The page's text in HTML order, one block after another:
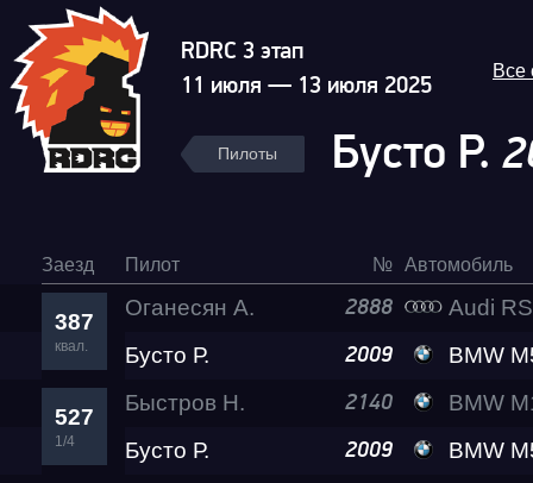
RDRC 3 этап
11 июля — 13 июля 2025
Все
Пилоты Бусто Р.
Заезд Пилот № Автомобиль
387
квал.
Оганесян А. 2888
Audi
Бусто Р.
2009 BMW M5 Ramon
527
1/4
Быстров Н. 2140
BMW
Бусто Р.
2009 BMW M5 Ramon